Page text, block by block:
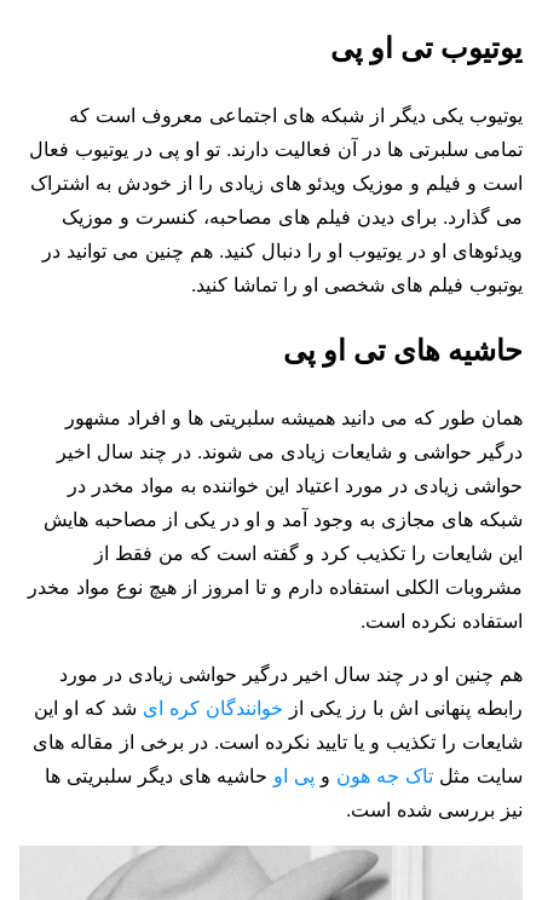
یوتیوب تی او پی
یوتیوب یکی دیگر از شبکه های اجتماعی معروف است که
تمامی سلبرتی ها در آن فعالیت دارند. تو او پی در یوتیوب فعال
است و فیلم و موزیک ویدئو های زیادی را از خودش به اشتراک
می گذارد. برای دیدن فیلم های مصاحبه، کنسرت و موزیک
ویدئوهای او در یوتیوب او را دنبال کنید. هم چنین می توانید در
یوتبوب فیلم های شخصی او را تماشا کنید.
حاشیه های تی او پی
همان طور که می دانید همیشه سلبریتی ها و افراد مشهور
درگیر حواشی و شایعات زیادی می شوند. در چند سال اخیر
حواشی زیادی در مورد اعتیاد این خواننده به مواد مخدر در
شبکه های مجازی به وجود آمد و او در یکی از مصاحبه هایش
این شایعات را تکذیب کرد و گفته است که من فقط از
مشروبات الکلی استفاده دارم و تا امروز از هیچ نوع مواد مخدر
استفاده نکرده است.
هم چنین او در چند سال اخیر درگیر حواشی زیادی در مورد
رابطه پنهانی اش با رز یکی از خوانندگان کره ای شد که او این
شایعات را تکذیب و یا تایید نکرده است. در برخی از مقاله های
سایت مثل تاک جه هون و پی او حاشیه های دیگر سلبریتی ها
نیز بررسی شده است.